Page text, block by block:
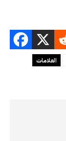
العلامات